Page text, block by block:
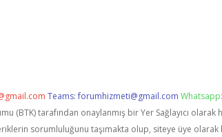
Teams:forumhizmeti@gmail.com
(BTK) tarafından onaylanmış bir Yer Sağlayıcı
sorumluluğunu taşımakta olup, siteye üye